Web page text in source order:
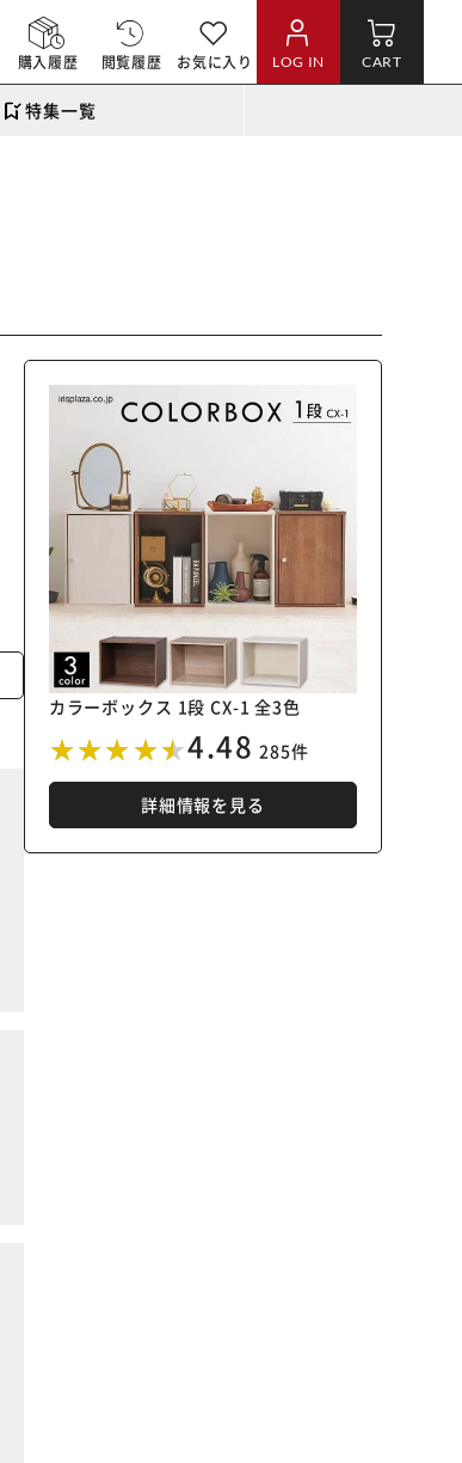
購入履歴 閲覧履歴 お気に入り LOG IN CART
特集一覧
カラーボックス 1段 CX-1 全3色
4.48 285件
詳細情報を見る